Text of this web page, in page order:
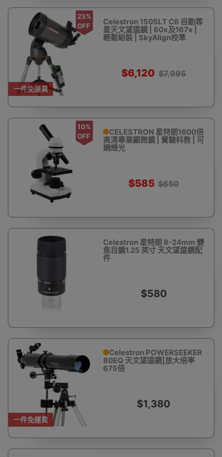
一件免運費
23%
OFF
Celestron 150SLT C6 自動尋
星天文望遠鏡 | 60x及167x |
輕鬆組裝 | SkyAlign校準
$6,120 $7,995
10%
OFF
CELESTRON 星特朗1600倍
高清專業顯微鏡 | 實驗科教 | 可
調燈光
$585 $650
Celestron 星特朗 8-24mm 變
焦目鏡1.25 英寸 天文望遠鏡配
件
$580
一件免運費
Celestron POWERSEEKER
80EQ 天文望遠鏡|放大倍率
675倍
$1,380